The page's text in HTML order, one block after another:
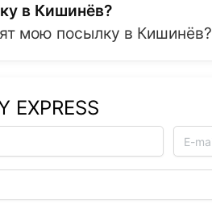
в Кишинёв?
мою посылку в Кишинёв?
EXPRESS